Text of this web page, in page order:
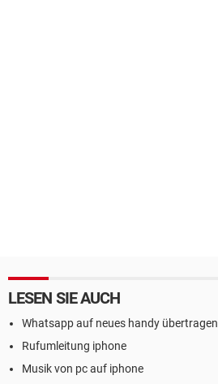
LESEN SIE AUCH
Whatsapp auf neues handy übertragen
Rufumleitung iphone
Musik von pc auf iphone